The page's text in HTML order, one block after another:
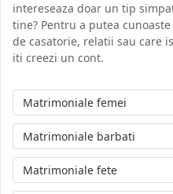
intereseaza doar un tip
tine? Pentru a putea
de casatorie, relatii sau care
iti creezi un cont.
Matrimoniale femei
Matrimoniale barbati
Matrimoniale fete